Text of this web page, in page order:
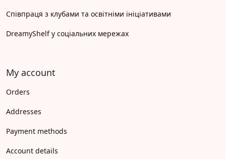
Співпраця з клубами та освітніми ініціативами
DreamyShelf у соціальних мережах
My account
Orders
Addresses
Payment methods
Account details